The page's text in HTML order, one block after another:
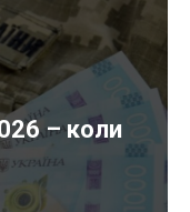
– коли